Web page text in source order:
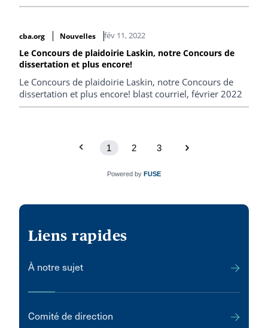
cba.org Nouvelles fév 11, 2022
Le Concours de plaidoirie Laskin, notre Concours de
dissertation et plus encore!
Le Concours de plaidoirie Laskin, notre Concours de
dissertation et plus encore! blast courriel, février 2022
1 2 3
Powered by FUSE
Liens rapides
À notre sujet
Comité de direction